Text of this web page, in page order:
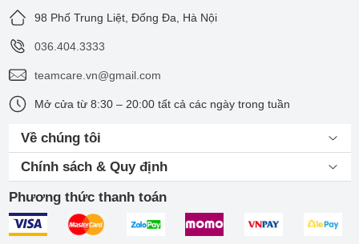
98 Phố Trung Liệt, Đống Đa, Hà Nội
036.404.3333
teamcare.vn@gmail.com
Mở cửa từ 8:30 – 20:00 tất cả các ngày trong tuần
Về chúng tôi
Chính sách & Quy định
Phương thức thanh toán